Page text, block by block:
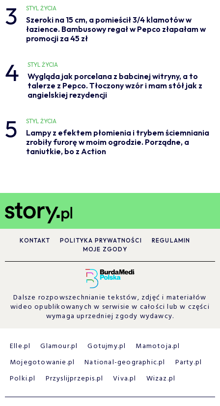
3 STYL ŻYCIA
Szeroki na 15 cm, a pomieścił 3/4 klamotów w
łazience. Bambusowy regał w Pepco złapałam w
promocji za 45 zł
4 STYL ŻYCIA
Wygląda jak porcelana z babcinej witryny, a to
talerze z Pepco. Tłoczony wzór i mam stół jak z
angielskiej rezydencji
5 STYL ŻYCIA
Lampy z efektem płomienia i trybem ściemniania
zrobiły furorę w moim ogrodzie. Porządne, a
taniutkie, bo z Action
KONTAKT POLITYKA PRYWATNOŚCI
REGULAMIN
MOJE ZGODY
Dalsze rozpowszechnianie tekstów, zdjęć i materiałów
wideo opublikowanych w serwisie w całości lub w części
wymaga uprzedniej zgody wydawcy.
Elle.pl Glamour.pl Gotujmy.pl
Mamotoja.pl
Mojegotowanie.pl
National-geographic.pl
Party.pl
Polki.pl
Przyslijprzepis.pl Viva.pl Wizaz.pl